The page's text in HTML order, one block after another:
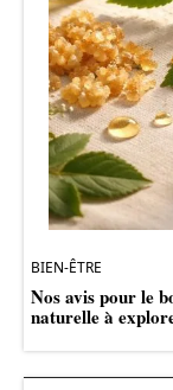
BIEN-ÊTRE
Nos avis pour le
naturelle à